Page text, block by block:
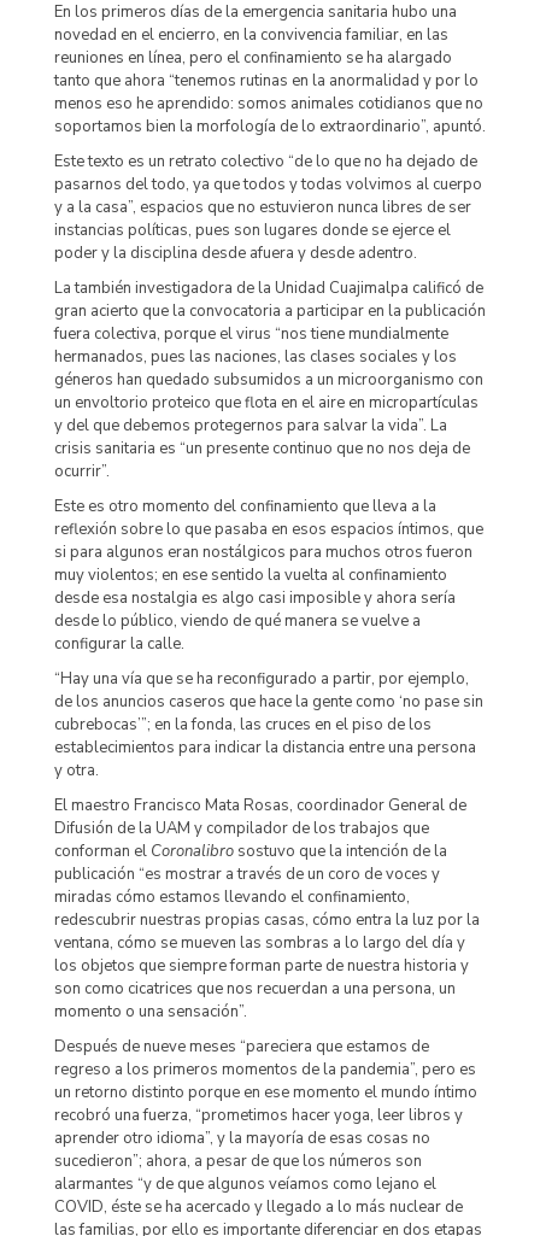
En los primeros días de la emergencia sanitaria hubo una
novedad en el encierro, en la convivencia familiar, en las
reuniones en línea, pero el confinamiento se ha alargado
tanto que ahora “tenemos rutinas en la anormalidad y por lo
menos eso he aprendido: somos animales cotidianos que no
soportamos bien la morfología de lo extraordinario”, apuntó.
Este texto es un retrato colectivo “de lo que no ha dejado de
pasarnos del todo, ya que todos y todas volvimos al cuerpo
y a la casa”, espacios que no estuvieron nunca libres de ser
instancias políticas, pues son lugares donde se ejerce el
poder y la disciplina desde afuera y desde adentro.
La también investigadora de la Unidad Cuajimalpa calificó de
gran acierto que la convocatoria a participar en la publicación
fuera colectiva, porque el virus “nos tiene mundialmente
hermanados, pues las naciones, las clases sociales y los
géneros han quedado subsumidos a un microorganismo con
un envoltorio proteico que flota en el aire en micropartículas
y del que debemos protegernos para salvar la vida”. La
crisis sanitaria es “un presente continuo que no nos deja de
ocurrir”.
Este es otro momento del confinamiento que lleva a la
reflexión sobre lo que pasaba en esos espacios íntimos, que
si para algunos eran nostálgicos para muchos otros fueron
muy violentos; en ese sentido la vuelta al confinamiento
desde esa nostalgia es algo casi imposible y ahora sería
desde lo público, viendo de qué manera se vuelve a
configurar la calle.
“Hay una vía que se ha reconfigurado a partir, por ejemplo,
de los anuncios caseros que hace la gente como ‘no pase sin
cubrebocas’”; en la fonda, las cruces en el piso de los
establecimientos para indicar la distancia entre una persona
y otra.
El maestro Francisco Mata Rosas, coordinador General de
Difusión de la UAM y compilador de los trabajos que
conforman el Coronalibro sostuvo que la intención de la
publicación “es mostrar a través de un coro de voces y
miradas cómo estamos llevando el confinamiento,
redescubrir nuestras propias casas, cómo entra la luz por la
ventana, cómo se mueven las sombras a lo largo del día y
los objetos que siempre forman parte de nuestra historia y
son como cicatrices que nos recuerdan a una persona, un
momento o una sensación”.
Después de nueve meses “pareciera que estamos de
regreso a los primeros momentos de la pandemia”, pero es
un retorno distinto porque en ese momento el mundo íntimo
recobró una fuerza, “prometimos hacer yoga, leer libros y
aprender otro idioma”, y la mayoría de esas cosas no
sucedieron”; ahora, a pesar de que los números son
alarmantes “y de que algunos veíamos como lejano el
COVID, éste se ha acercado y llegado a lo más nuclear de
las familias, por ello es importante diferenciar en dos etapas